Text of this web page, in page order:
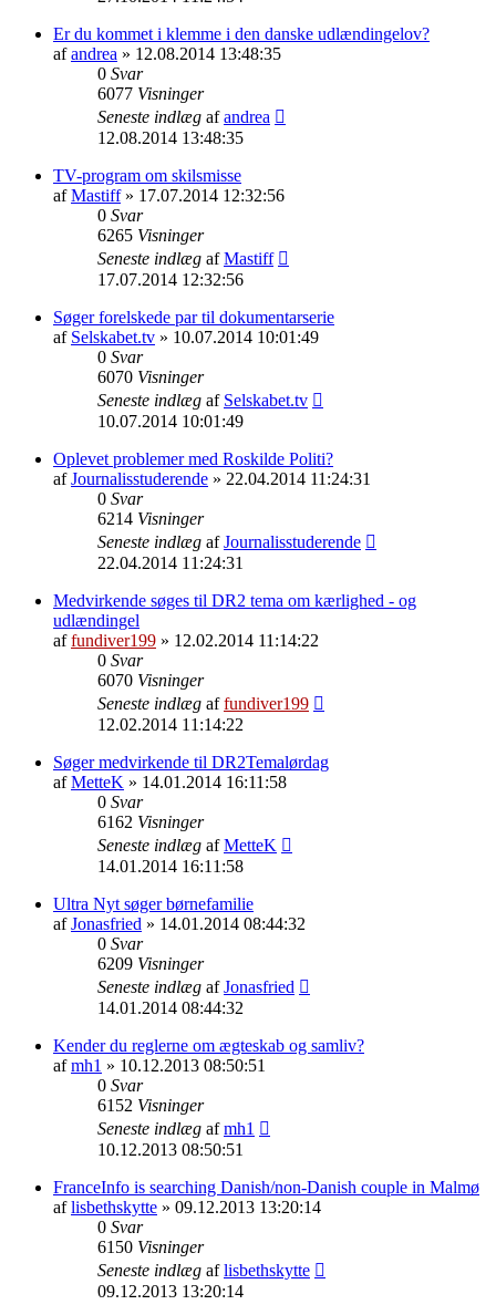
Er du kommet i klemme i den danske udlændingelov?
afandrea » 12.08.2014 13:48:35
0 Svar
6077 Visninger
Seneste indlæg afandrea
12.08.2014 13:48:35
TV-program om skilsmisse
afMastiff» 17.07.2014 12:32:56
0 Svar
6265 Visninger
Seneste indlæg afMastiff
17.07.2014 12:32:56
Søger forelskede par til dokumentarserie
af Selskabet.tv » 10.07.2014 10:01:49
0 Svar
6070 Visninger
Seneste indlæg af Selskabet.tv
10.07.2014 10:01:49
Oplevet problemer med Roskilde Politi?
afJournalisstuderende » 22.04.2014 11:24:31
0 Svar
6214 Visninger
Seneste indlæg afJournalisstuderende
22.04.2014 11:24:31
Medvirkende søges til DR2 tema om kærlighed - og
udlændingel
affundiver199 » 12.02.2014 11:14:22
0 Svar
6070 Visninger
Seneste indlæg affundiver199
12.02.2014 11:14:22
Søger medvirkende til DR2Temalørdag
afMetteK » 14.01.2014 16:11:58
0 Svar
6162 Visninger
Seneste indlæg afMetteK
14.01.2014 16:11:58
Ultra Nyt søger børnefamilie
afJonasfried » 14.01.2014 08:44:32
0 Svar
6209 Visninger
Seneste indlæg afJonasfried
14.01.2014 08:44:32
Kender du reglerne om ægteskab og samliv?
afmh1 » 10.12.2013 08:50:51
0 Svar
6152 Visninger
Seneste indlæg afmh1
10.12.2013 08:50:51
FranceInfo is searching Danish/non-Danish couple in Malmø
aflisbethskytte » 09.12.2013 13:20:14
0 Svar
6150 Visninger
Seneste indlæg aflisbethskytte
09.12.2013 13:20:14